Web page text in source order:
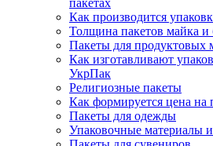
Как производится
Толщина пакетов майка и
Пакеты для продуктовых
Как изготавливают
УкрПак
Религиозные пакеты
Как формируется цена на
Пакеты для одежды
Упаковочные материалы